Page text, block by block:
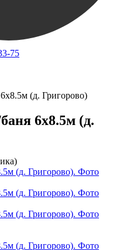
75
(д. Григорово)
6х8.5м (д.